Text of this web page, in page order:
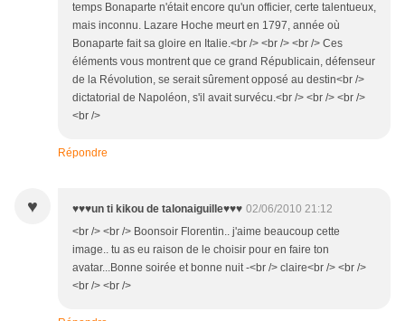
temps Bonaparte n'était encore qu'un officier, certe talentueux,
mais inconnu. Lazare Hoche meurt en 1797, année où
Bonaparte fait sa gloire en Italie.<br /> <br /> <br /> Ces
éléments vous montrent que ce grand Républicain, défenseur
de la Révolution, se serait sûrement opposé au destin<br />
dictatorial de Napoléon, s'il avait survécu.<br /> <br /> <br />
<br />
Répondre
♥ ♥♥♥un ti kikou de talonaiguille♥♥♥ 02/06/2010 21:12
<br /> <br /> Boonsoir Florentin.. j'aime beaucoup cette
image.. tu as eu raison de le choisir pour en faire ton
avatar...Bonne soirée et bonne nuit -<br /> claire<br /> <br />
<br /> <br />